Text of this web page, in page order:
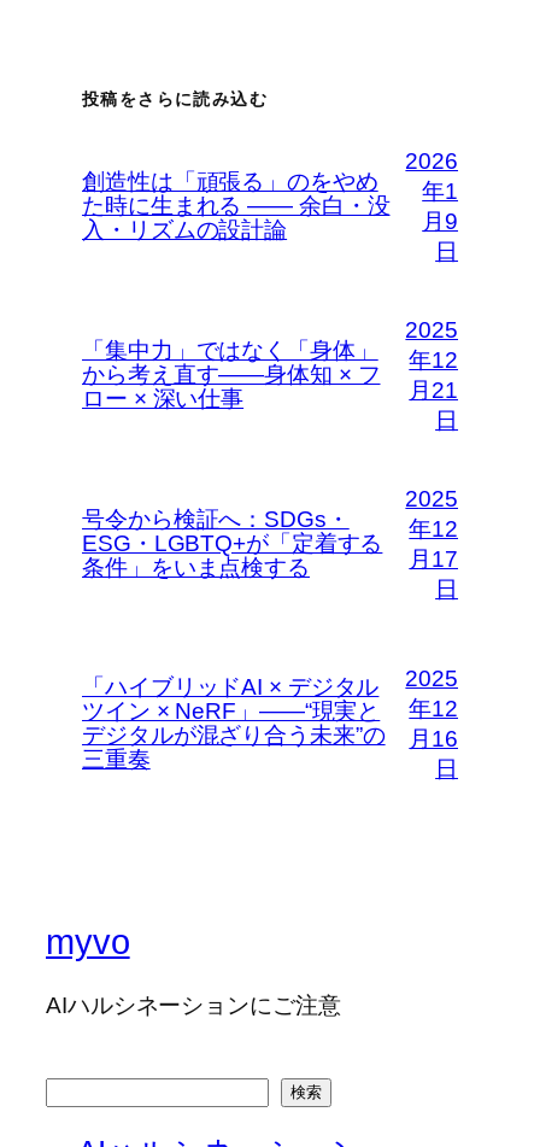
投稿をさらに読み込む
創造性は「頑張る」のをやめ
た時に生まれる —— 余白・没
入・リズムの設計論
2026
年1
月9
日
「集中力」ではなく「身体」
から考え直す――身体知 × フ
ロー × 深い仕事
2025
年12
月21
日
号令から検証へ：SDGs・
ESG・LGBTQ+が「定着する
条件」をいま点検する
2025
年12
月17
日
「ハイブリッドAI × デジタル
ツイン × NeRF」――“現実と
デジタルが混ざり合う未来”の
三重奏
2025
年12
月16
日
myvo
AIハルシネーションにご注意
検索